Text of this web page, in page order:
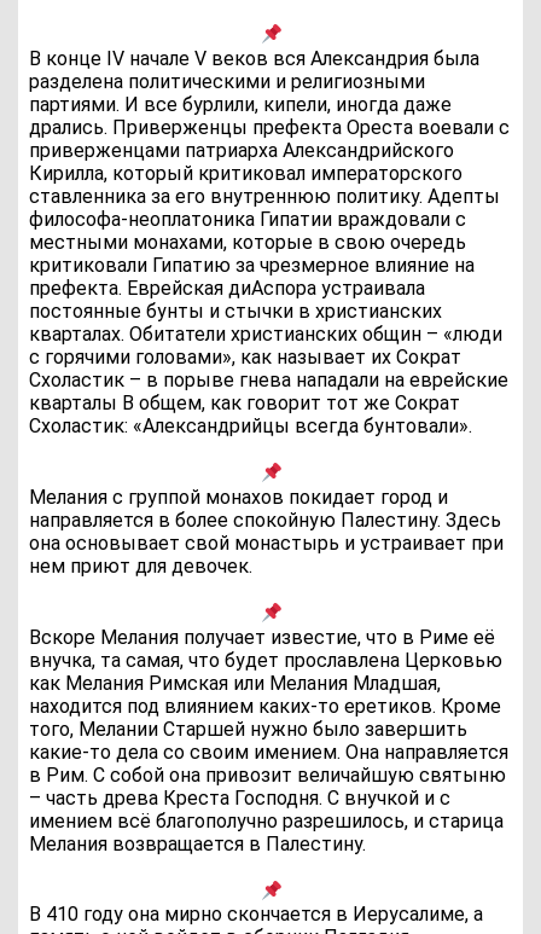
В конце IV начале V веков вся Александрия была
разделена политическими и религиозными
партиями. И все бурлили, кипели, иногда даже
дрались. Приверженцы префекта Ореста воевали с
приверженцами патриарха Александрийского
Кирилла, который критиковал императорского
ставленника за его внутреннюю политику. Адепты
философа-неоплатоника Гипатии враждовали с
местными монахами, которые в свою очередь
критиковали Гипатию за чрезмерное влияние на
префекта. Еврейская диАспора устраивала
постоянные бунты и стычки в христианских
кварталах. Обитатели христианских общин – «люди
с горячими головами», как называет их Сократ
Схоластик – в порыве гнева нападали на еврейские
кварталы В общем, как говорит тот же Сократ
Схоластик: «Александрийцы всегда бунтовали».
Мелания с группой монахов покидает город и
направляется в более спокойную Палестину. Здесь
она основывает свой монастырь и устраивает при
нем приют для девочек.
Вскоре Мелания получает известие, что в Риме её
внучка, та самая, что будет прославлена Церковью
как Мелания Римская или Мелания Младшая,
находится под влиянием каких-то еретиков. Кроме
того, Мелании Старшей нужно было завершить
какие-то дела со своим имением. Она направляется
в Рим. С собой она привозит величайшую святыню
– часть древа Креста Господня. С внучкой и с
имением всё благополучно разрешилось, и старица
Мелания возвращается в Палестину.
В 410 году она мирно скончается в Иерусалиме, а